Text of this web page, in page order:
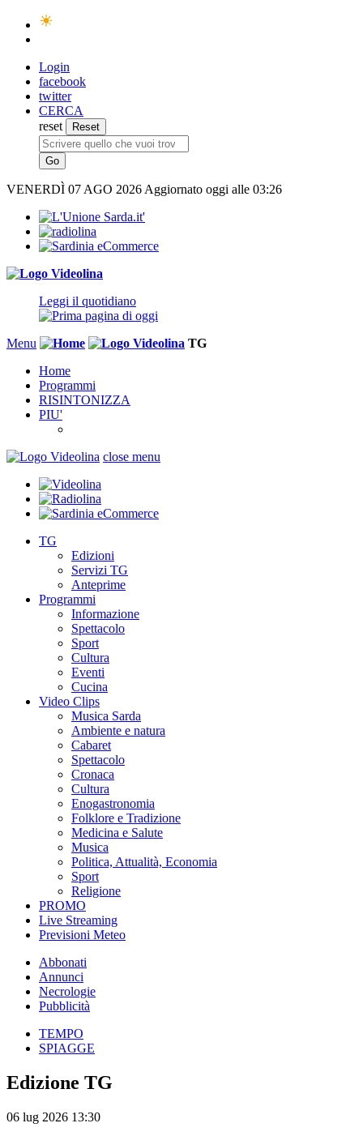
Login
facebook
twitter
CERCA
reset
VENERDÌ 07 AGO 2026 Aggiornato oggi alle 03:26
Leggi il quotidiano
Menu
TG
Home
Programmi
RISINTONIZZA
PIU'
close menu
TG
Edizioni
Servizi TG
Anteprime
Programmi
Informazione
Spettacolo
Sport
Cultura
Eventi
Cucina
Video Clips
Musica Sarda
Ambiente e natura
Cabaret
Spettacolo
Cronaca
Cultura
Enogastronomia
Folklore e Tradizione
Medicina e Salute
Musica
Politica, Attualità, Economia
Sport
Religione
PROMO
Live Streaming
Previsioni Meteo
Abbonati
Annunci
Necrologie
Pubblicità
TEMPO
SPIAGGE
Edizione TG
06 lug 2026 13:30